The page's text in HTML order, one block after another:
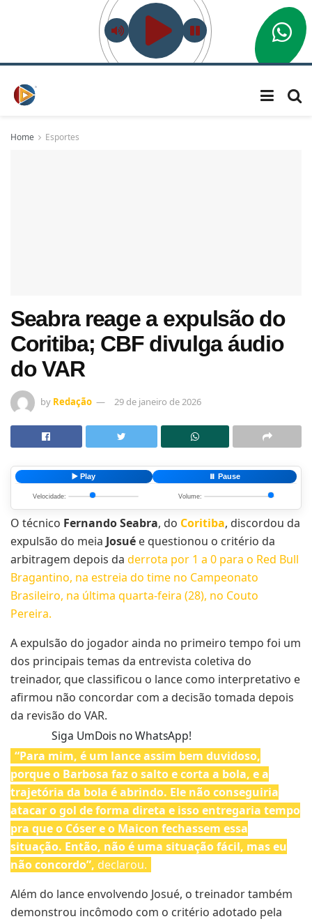
Home Esportes
Seabra reage a expulsão do
Coritiba; CBF divulga áudio
do VAR
by Redação 29 de janeiro de 2026
▶️ Play ⏸️ Pause
Velocidade: Volume:
O técnico Fernando Seabra, do Coritiba, discordou da
expulsão do meia Josué e questionou o critério da
arbitragem depois da derrota por 1 a 0 para o Red Bull
Bragantino, na estreia do time no Campeonato
Brasileiro, na última quarta-feira (28), no Couto
Pereira.
A expulsão do jogador ainda no primeiro tempo foi um
dos principais temas da entrevista coletiva do
treinador, que classificou o lance como interpretativo e
afirmou não concordar com a decisão tomada depois
da revisão do VAR.
Siga UmDois no WhatsApp!
“Para mim, é um lance assim bem duvidoso,
porque o Barbosa faz o salto e corta a bola, e a
trajetória da bola é abrindo. Ele não conseguiria
atacar o gol de forma direta e isso entregaria tempo
pra que o Cóser e o Maicon fechassem essa
situação. Então, não é uma situação fácil, mas eu
não concordo”, declarou.
Além do lance envolvendo Josué, o treinador também
demonstrou incômodo com o critério adotado pela